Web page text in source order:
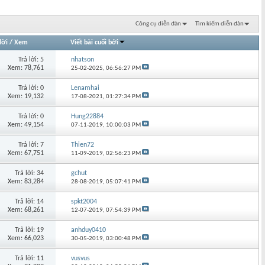
Công cụ diễn đàn Tìm kiếm diễn đàn
/ Xem Viết bài cuối bởi
Trả lời: 5
Xem: 78,761
nhatson
25-02-2025,06:56:27 PM
Trả lời: 0
Xem: 19,132
Lenamhai
17-08-2021,01:27:34 PM
Trả lời: 0
Xem: 49,154
Hung22884
07-11-2019, 10:00:03 PM
Trả lời: 7
Xem: 67,751
Thien72
11-09-2019,02:56:23 PM
Trả lời: 34
Xem: 83,284
gchut
28-08-2019,05:07:41 PM
Trả lời: 14
Xem: 68,261
spkt2004
12-07-2019,07:54:39 PM
Trả lời: 19
Xem: 66,023
anhduy0410
30-05-2019,03:00:48 PM
Trả lời: 11
vusvus